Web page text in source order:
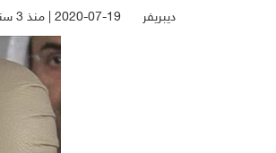
ديبريفر 2020-07-19 | منذ 3 سنة